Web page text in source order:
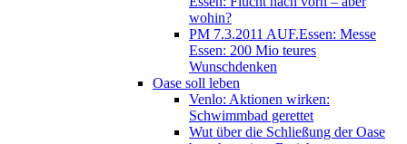
wohin?
PM 7.3.2011 AUF.Essen: Messe
Essen: 200 Mio teures
Wunschdenken
Oase soll leben
Venlo: Aktionen wirken:
Schwimmbad gerettet
Wut über die Schließung der Oase